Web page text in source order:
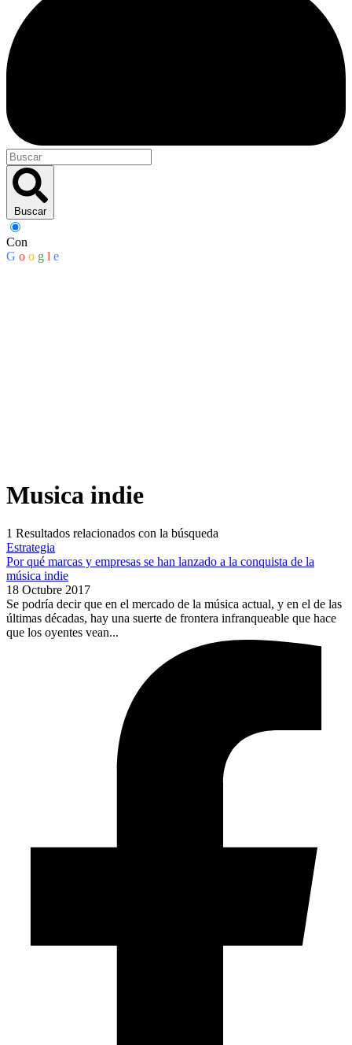
Buscar
Con
G o o g l e
Musica indie
1 Resultados relacionados con la búsqueda
Estrategia
Por qué marcas y empresas se han lanzado a la conquista de la
música indie
18 Octubre 2017
Se podría decir que en el mercado de la música actual, y en el de las
últimas décadas, hay una suerte de frontera infranqueable que hace
que los oyentes vean...